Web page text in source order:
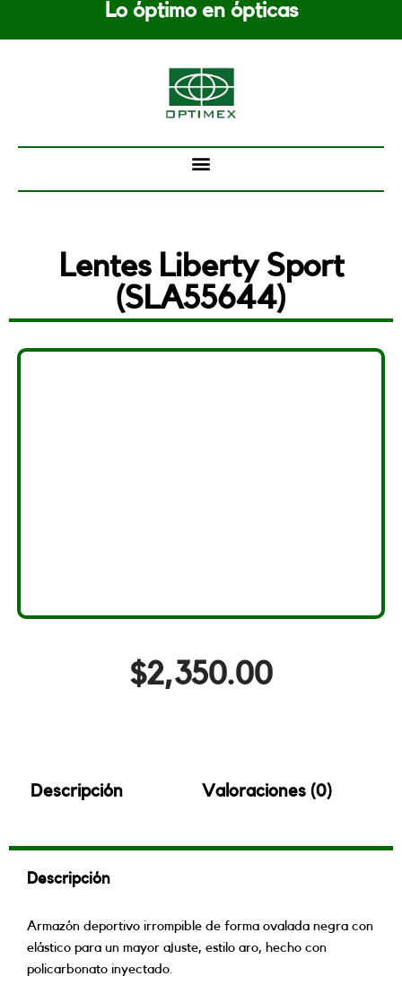
Lo óptimo en ópticas
Lentes Liberty Sport
(SLA55644)
$2,350.00
Descripción Valoraciones (0)
Descripción
Armazón deportivo irrompible de forma ovalada negra con
elástico para un mayor ajuste, estilo aro, hecho con
policarbonato inyectado.